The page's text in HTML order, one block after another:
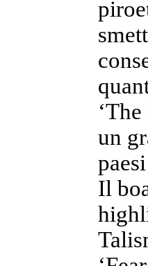
un
Il